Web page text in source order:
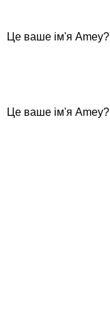
Це ваше ім'я Amey?
Це ваше ім'я Amey?